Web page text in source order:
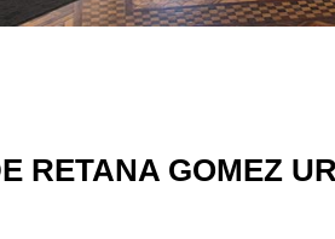
RETANA GOMEZ